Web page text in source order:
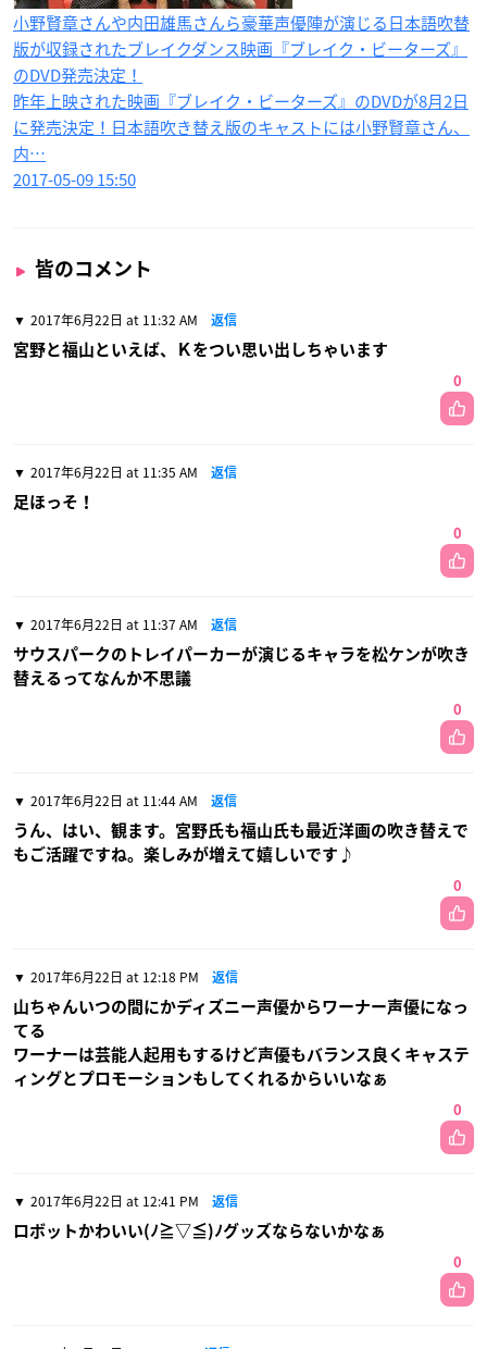
小野賢章さんや内田雄馬さんら豪華声優陣が演じる日本語吹替
版が収録されたブレイクダンス映画『ブレイク・ビーターズ』
のDVD発売決定！
昨年上映された映画『ブレイク・ビーターズ』のDVDが8月2日
に発売決定！日本語吹き替え版のキャストには小野賢章さん、
内…
2017-05-09 15:50
皆のコメント
2017年6月22日 at 11:32 AM 返信
宮野と福山といえば、Ｋをつい思い出しちゃいます
0
2017年6月22日 at 11:35 AM 返信
足ほっそ！
0
2017年6月22日 at 11:37 AM 返信
サウスパークのトレイパーカーが演じるキャラを松ケンが吹き
替えるってなんか不思議
0
2017年6月22日 at 11:44 AM 返信
うん、はい、観ます。宮野氏も福山氏も最近洋画の吹き替えで
もご活躍ですね。楽しみが増えて嬉しいです♪
0
2017年6月22日 at 12:18 PM 返信
山ちゃんいつの間にかディズニー声優からワーナー声優になっ
てる
ワーナーは芸能人起用もするけど声優もバランス良くキャステ
ィングとプロモーションもしてくれるからいいなぁ
0
2017年6月22日 at 12:41 PM 返信
ロボットかわいい(ﾉ≧▽≦)ﾉグッズならないかなぁ
0